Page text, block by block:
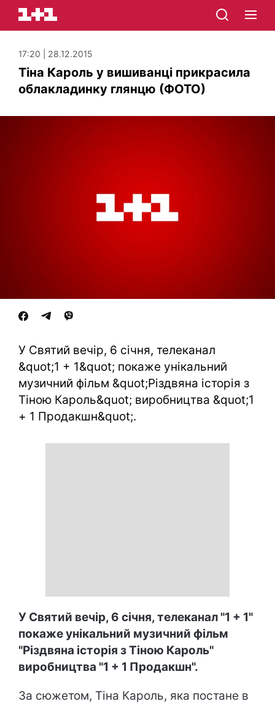
17:20 | 28.12.2015
Тіна Кароль у вишиванці прикрасила
облакладинку глянцю (ФОТО)
У Святий вечір, 6 січня, телеканал
&quot;1 + 1&quot; покаже унікальний
музичний фільм &quot;Різдвяна історія з
Тіною Кароль&quot; виробництва &quot;1
+ 1 Продакшн&quot;.
У Святий вечір, 6 січня, телеканал "1 + 1"
покаже унікальний музичний фільм
"Різдвяна історія з Тіною Кароль"
виробництва "1 + 1 Продакшн".
За сюжетом, Тіна Кароль, яка постане в